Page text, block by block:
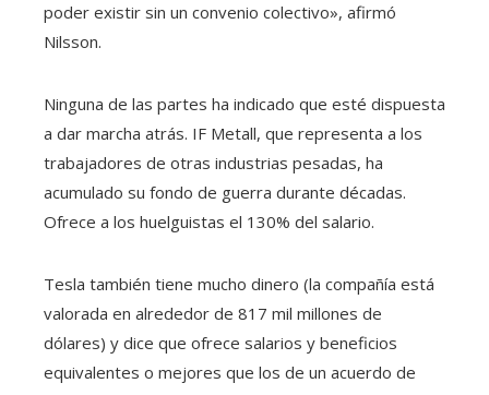
poder existir sin un convenio colectivo», afirmó
Nilsson.
Ninguna de las partes ha indicado que esté dispuesta
a dar marcha atrás. IF Metall, que representa a los
trabajadores de otras industrias pesadas, ha
acumulado su fondo de guerra durante décadas.
Ofrece a los huelguistas el 130% del salario.
Tesla también tiene mucho dinero (la compañía está
valorada en alrededor de 817 mil millones de
dólares) y dice que ofrece salarios y beneficios
equivalentes o mejores que los de un acuerdo de